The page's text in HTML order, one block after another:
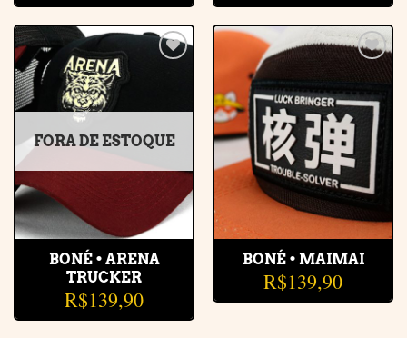
FORA DE ESTOQUE
BONÉ • ARENA
TRUCKER
R$139,90
Adicionar
à lista de
desejos
BONÉ • MAIMAI
R$139,90